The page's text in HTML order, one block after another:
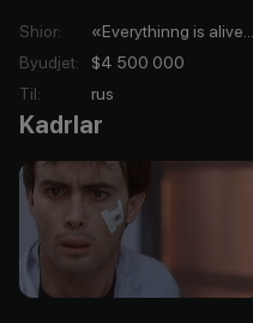
Shior:
«Everythinng is
Byudjet:
$4 500 000
Til: rus
Kadrlar